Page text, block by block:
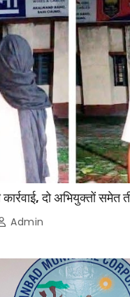
दो अभियुक्तों समेत
Admin